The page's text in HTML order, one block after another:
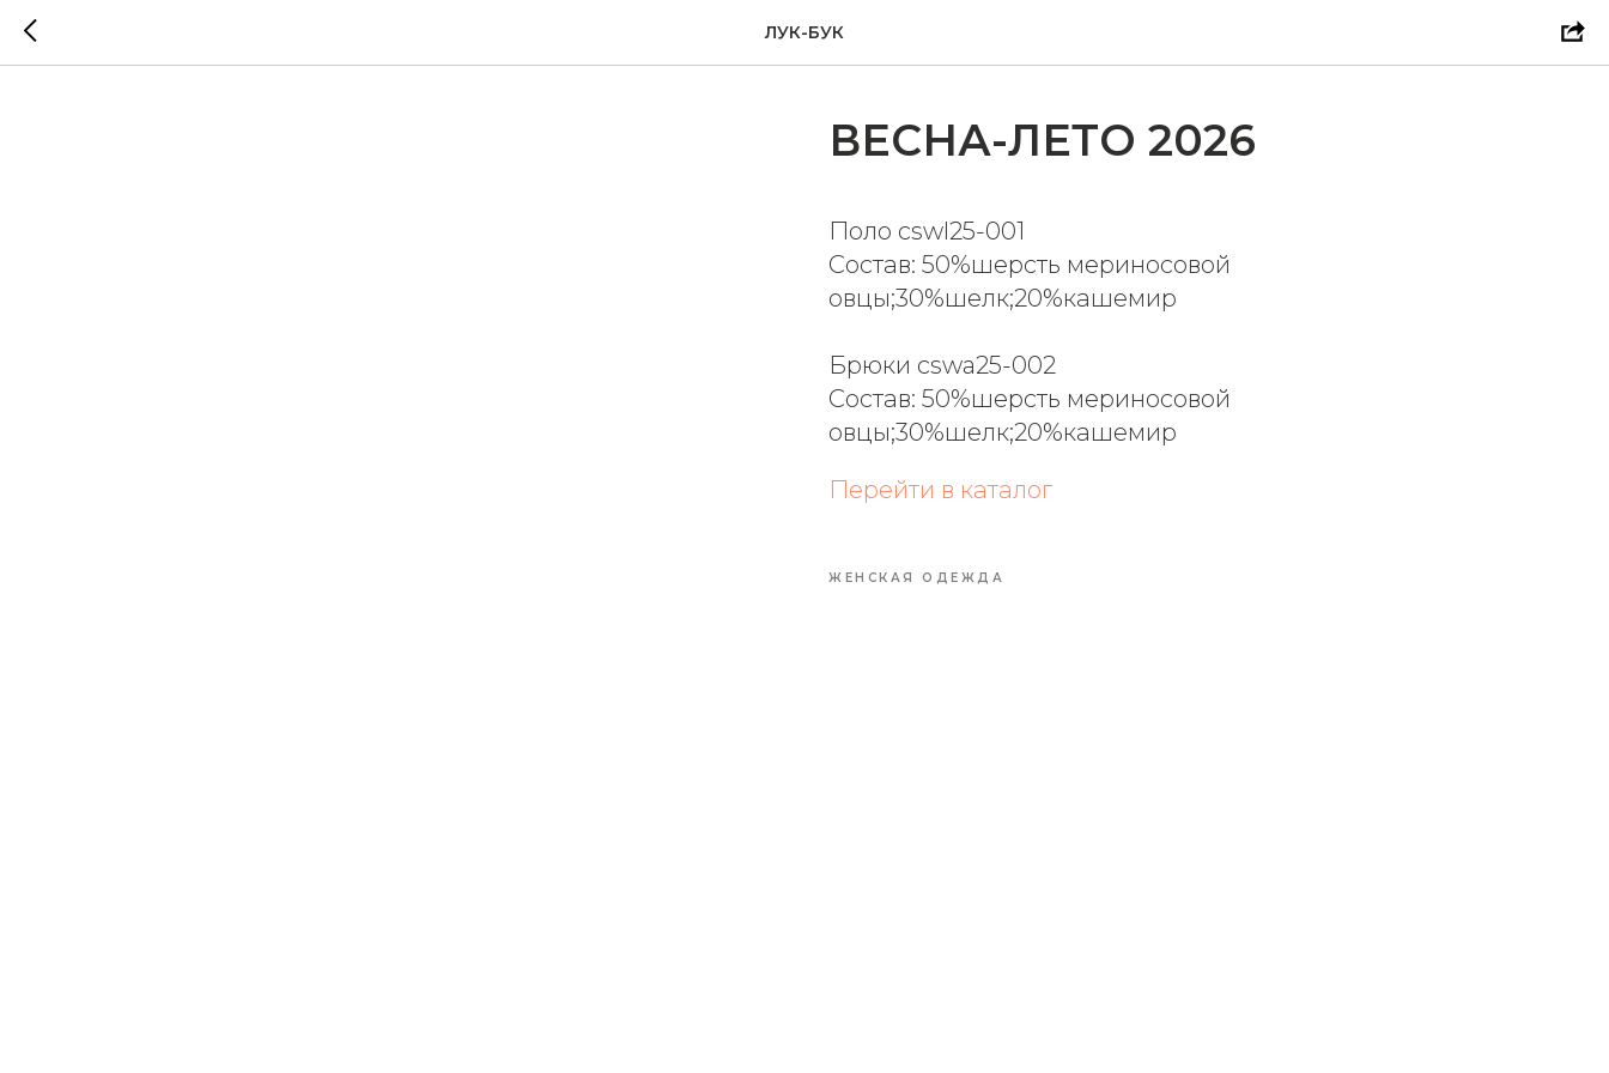
ЛУК-БУК
ВЕСНА-ЛЕТО 2026
Поло cswl25-001
Состав: 50%шерсть мериносовой
овцы;30%шелк;20%кашемир
Брюки cswa25-002
Состав: 50%шерсть мериносовой
овцы;30%шелк;20%кашемир
Перейти в каталог
ЖЕНСКАЯ ОДЕЖДА